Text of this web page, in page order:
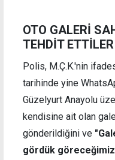
OTO GALERİ
TEHDİT ETTİLER
Polis, M.Ç.K.'nin
tarihinde yine
Güzelyurt Anayolu
kendisine ait olan
gönderildiğini ve
gördük